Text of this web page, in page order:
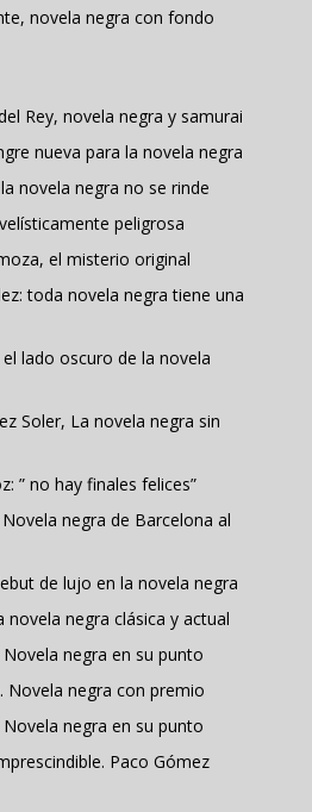
novela negra con fondo
Rey, novela negra y samurai
nueva para la novela negra
novela negra no se rinde
peligrosa
el misterio original
toda novela negra tiene una
lado oscuro de la novela
Soler, La novela negra sin
” no hay finales felices”
negra de Barcelona al
de lujo en la novela negra
novela negra clásica y actual
negra en su punto
Novela negra con premio
negra en su punto
Paco Gómez